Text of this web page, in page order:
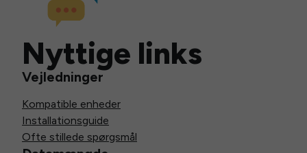
Nyttige links
Vejledninger
Kompatible enheder
Installationsguide
Ofte stillede spørgsmål